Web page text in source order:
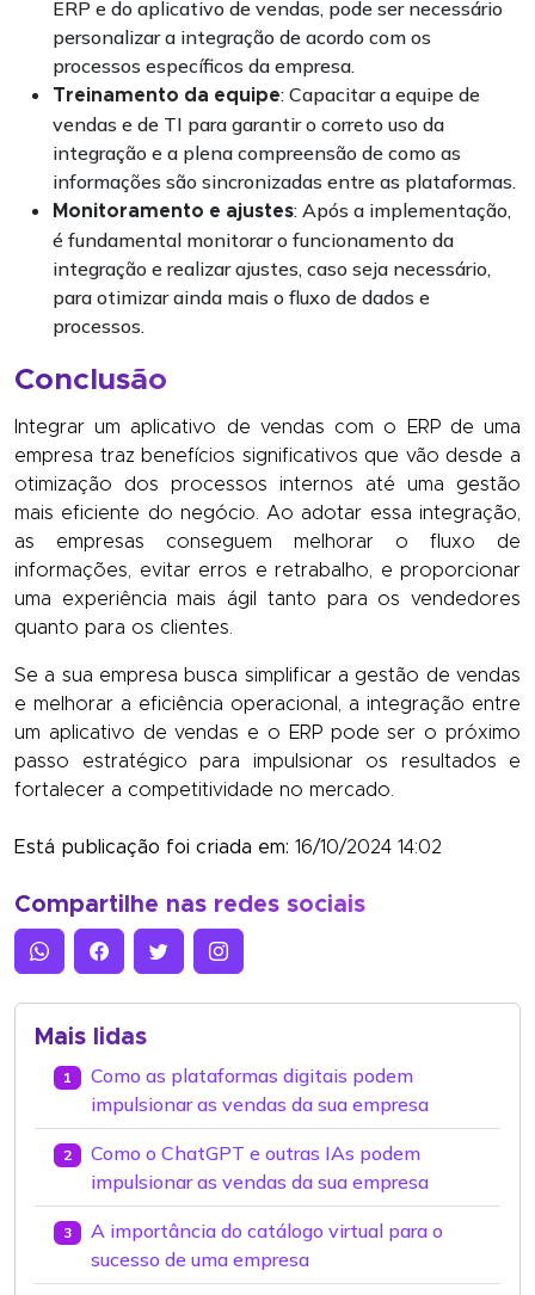
ERP e do aplicativo de vendas, pode ser necessário
personalizar a integração de acordo com os
processos específicos da empresa.
Treinamento da equipe: Capacitar a equipe de
vendas e de TI para garantir o correto uso da
integração e a plena compreensão de como as
informações são sincronizadas entre as plataformas.
Monitoramento e ajustes: Após a implementação,
é fundamental monitorar o funcionamento da
integração e realizar ajustes, caso seja necessário,
para otimizar ainda mais o fluxo de dados e
processos.
Conclusão
Integrar um aplicativo de vendas com o ERP de uma
empresa traz benefícios significativos que vão desde a
otimização dos processos internos até uma gestão
mais eficiente do negócio. Ao adotar essa integração,
as empresas conseguem melhorar o fluxo de
informações, evitar erros e retrabalho, e proporcionar
uma experiência mais ágil tanto para os vendedores
quanto para os clientes.
Se a sua empresa busca simplificar a gestão de vendas
e melhorar a eficiência operacional, a integração entre
um aplicativo de vendas e o ERP pode ser o próximo
passo estratégico para impulsionar os resultados e
fortalecer a competitividade no mercado.
Está publicação foi criada em: 16/10/2024 14:02
Compartilhe nas redes sociais
Mais lidas
1
Como as plataformas digitais podem
impulsionar as vendas da sua empresa
2
Como o ChatGPT e outras IAs podem
impulsionar as vendas da sua empresa
3
A importância do catálogo virtual para o
sucesso de uma empresa